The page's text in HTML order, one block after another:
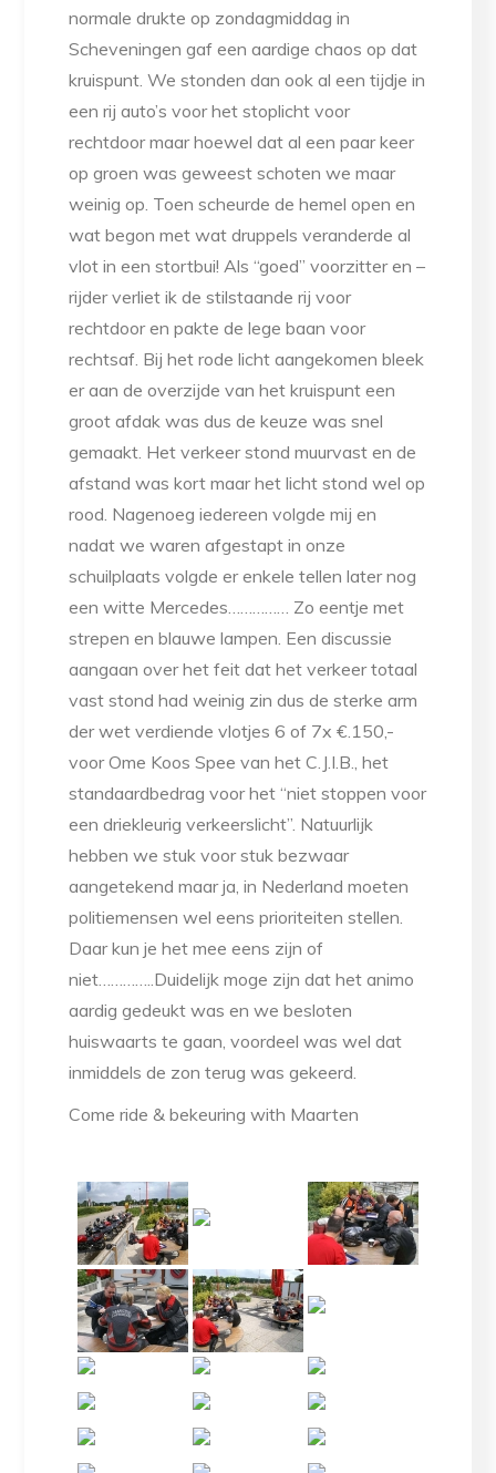
normale drukte op zondagmiddag in
Scheveningen gaf een aardige chaos op dat
kruispunt. We stonden dan ook al een tijdje in
een rij auto’s voor het stoplicht voor
rechtdoor maar hoewel dat al een paar keer
op groen was geweest schoten we maar
weinig op. Toen scheurde de hemel open en
wat begon met wat druppels veranderde al
vlot in een stortbui! Als “goed” voorzitter en –
rijder verliet ik de stilstaande rij voor
rechtdoor en pakte de lege baan voor
rechtsaf. Bij het rode licht aangekomen bleek
er aan de overzijde van het kruispunt een
groot afdak was dus de keuze was snel
gemaakt. Het verkeer stond muurvast en de
afstand was kort maar het licht stond wel op
rood. Nagenoeg iedereen volgde mij en
nadat we waren afgestapt in onze
schuilplaats volgde er enkele tellen later nog
een witte Mercedes…………… Zo eentje met
strepen en blauwe lampen. Een discussie
aangaan over het feit dat het verkeer totaal
vast stond had weinig zin dus de sterke arm
der wet verdiende vlotjes 6 of 7x €.150,-
voor Ome Koos Spee van het C.J.I.B., het
standaardbedrag voor het “niet stoppen voor
een driekleurig verkeerslicht”. Natuurlijk
hebben we stuk voor stuk bezwaar
aangetekend maar ja, in Nederland moeten
politiemensen wel eens prioriteiten stellen.
Daar kun je het mee eens zijn of
niet…………..Duidelijk moge zijn dat het animo
aardig gedeukt was en we besloten
huiswaarts te gaan, voordeel was wel dat
inmiddels de zon terug was gekeerd.
Come ride & bekeuring with Maarten